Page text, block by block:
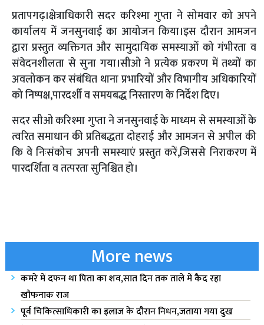
प्रतापगढ़।क्षेत्राधिकारी सदर करिश्मा गुप्ता ने सोमवार को अपने
कार्यालय में जनसुनवाई का आयोजन किया।इस दौरान आमजन
द्वारा प्रस्तुत व्यक्तिगत और सामुदायिक समस्याओं को गंभीरता व
संवेदनशीलता से सुना गया।सीओ ने प्रत्येक प्रकरण में तथ्यों का
अवलोकन कर संबंधित थाना प्रभारियों और विभागीय अधिकारियों
को निष्पक्ष,पारदर्शी व समयबद्ध निस्तारण के निर्देश दिए।
सदर सीओ करिश्मा गुप्ता ने जनसुनवाई के माध्यम से समस्याओं के
त्वरित समाधान की प्रतिबद्धता दोहराई और आमजन से अपील की
कि वे निःसंकोच अपनी समस्याएं प्रस्तुत करें,जिससे निराकरण में
पारदर्शिता व तत्परता सुनिश्चित हो।
More news
कमरे में दफन था पिता का शव,सात दिन तक ताले में कैद रहा
खौफनाक राज
पूर्व चिकित्साधिकारी का इलाज के दौरान निधन,जताया गया दुख